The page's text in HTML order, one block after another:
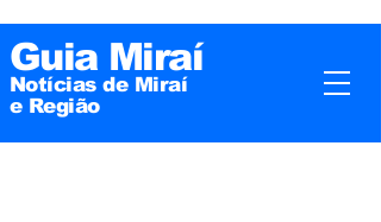
Guia Miraí
Notícias de Miraí
e Região